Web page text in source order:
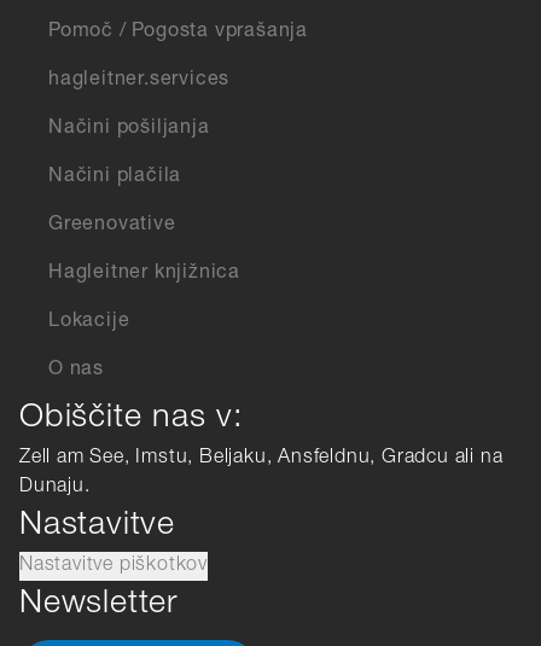
Pomoč / Pogosta vprašanja
hagleitner.services
Načini pošiljanja
Načini plačila
Greenovative
Hagleitner knjižnica
Lokacije
O nas
Obiščite nas v:
Zell am See, Imstu, Beljaku, Ansfeldnu, Gradcu ali na
Dunaju.
Nastavitve
Nastavitve piškotkov
Newsletter